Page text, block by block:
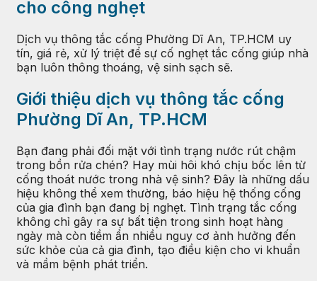
cho cống nghẹt
Dịch vụ thông tắc cống Phường Dĩ An, TP.HCM uy
tín, giá rẻ, xử lý triệt để sự cố nghẹt tắc cống giúp nhà
bạn luôn thông thoáng, vệ sinh sạch sẽ.
Giới thiệu dịch vụ thông tắc cống
Phường Dĩ An, TP.HCM
Bạn đang phải đối mặt với tình trạng nước rút chậm
trong bồn rửa chén? Hay mùi hôi khó chịu bốc lên từ
cống thoát nước trong nhà vệ sinh? Đây là những dấu
hiệu không thể xem thường, báo hiệu hệ thống cống
của gia đình bạn đang bị nghẹt. Tình trạng tắc cống
không chỉ gây ra sự bất tiện trong sinh hoạt hàng
ngày mà còn tiềm ẩn nhiều nguy cơ ảnh hưởng đến
sức khỏe của cả gia đình, tạo điều kiện cho vi khuẩn
và mầm bệnh phát triển.